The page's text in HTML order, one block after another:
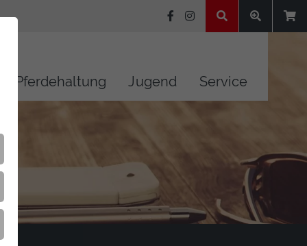
Pferdehaltung Jugend Service